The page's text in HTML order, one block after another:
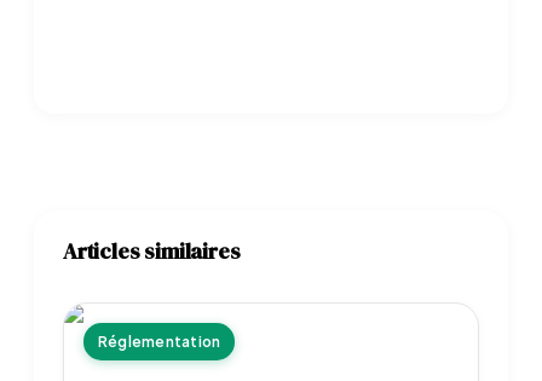
Articles similaires
Réglementation